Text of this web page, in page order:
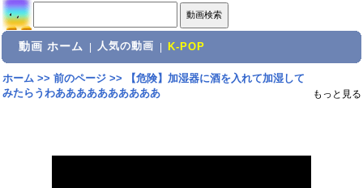
動画 ホーム 人気の動画 K-POP
ホーム>> 前のページ>>
【危険】加湿器に酒を入れて加湿して
みたらうわああああああああああ
もっと見る